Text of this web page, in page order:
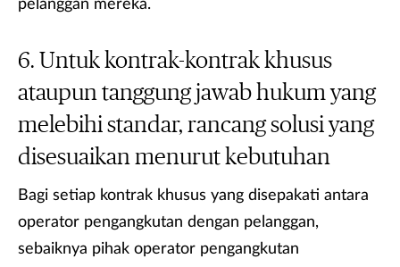
pelanggan mereka.
Untuk kontrak-kontrak khusus
ataupun tanggung jawab hukum yang
melebihi standar, rancang solusi yang
disesuaikan menurut kebutuhan
Bagi setiap kontrak khusus yang disepakati antara
operator pengangkutan dengan pelanggan,
sebaiknya pihak operator pengangkutan